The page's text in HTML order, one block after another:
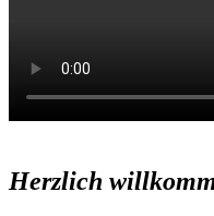
Herzlich